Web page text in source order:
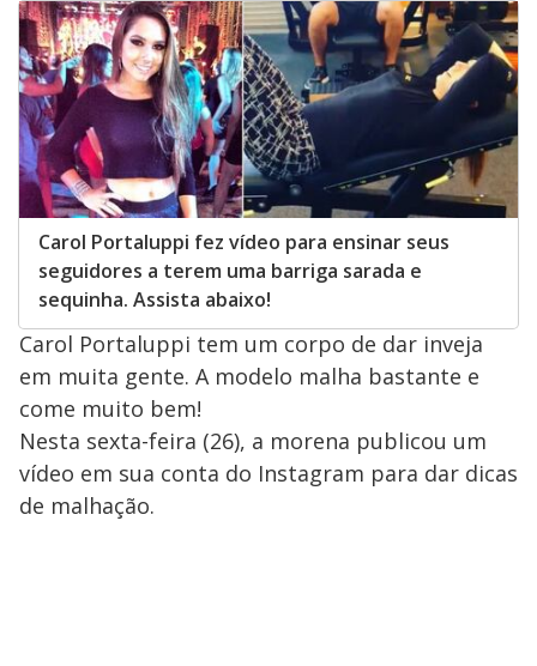
Carol Portaluppi fez vídeo para ensinar seus
seguidores a terem uma barriga sarada e
sequinha. Assista abaixo!
Carol Portaluppi tem um corpo de dar inveja
em muita gente. A modelo malha bastante e
come muito bem!
Nesta sexta-feira (26), a morena publicou um
vídeo em sua conta do Instagram para dar dicas
de malhação.